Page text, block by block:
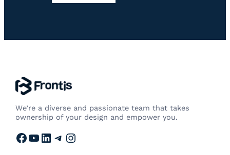
We’re a diverse and passionate team that takes
ownership of your design and empower you.
Facebook YouTube LinkedIn Telegram Instagram